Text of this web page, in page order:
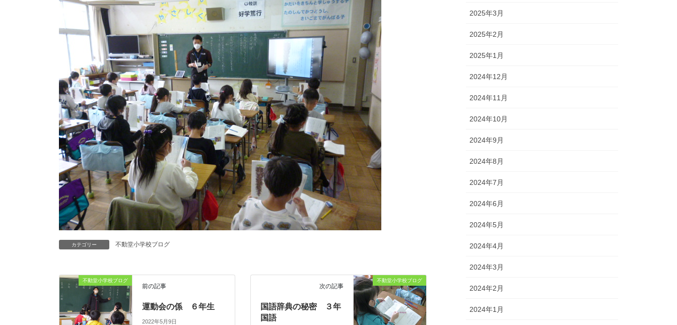
カテゴリー 不動堂小学校ブログ
不動堂小学校ブログ
前の記事
運動会の係 ６年生
2022年5月9日
不動堂小学校ブログ
次の記事
国語辞典の秘密 ３年
国語
2025年3月
2025年2月
2025年1月
2024年12月
2024年11月
2024年10月
2024年9月
2024年8月
2024年7月
2024年6月
2024年5月
2024年4月
2024年3月
2024年2月
2024年1月